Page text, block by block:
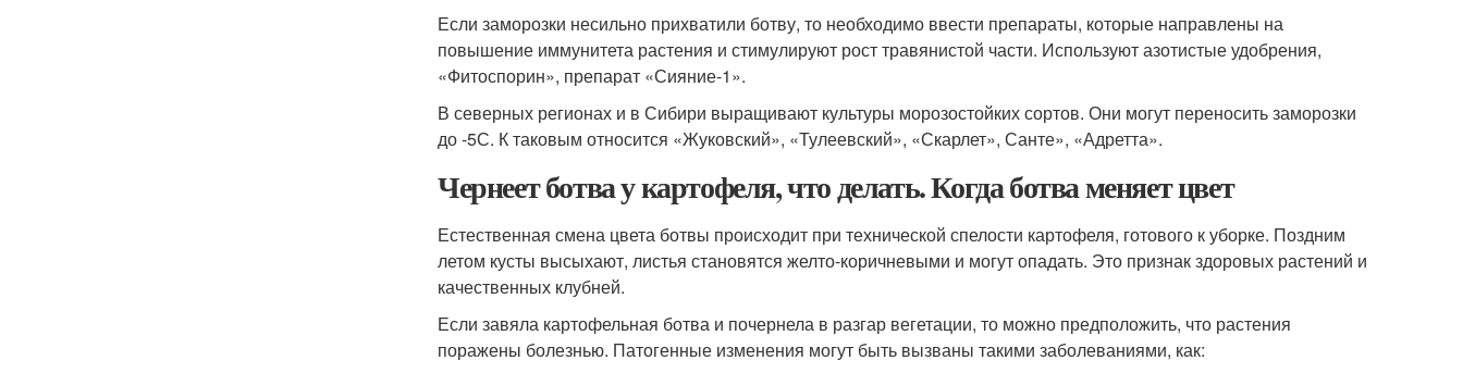
Если заморозки несильно прихватили ботву, то необходимо ввести препараты, которые направлены на
повышение иммунитета растения и стимулируют рост травянистой части. Используют азотистые удобрения,
«Фитоспорин», препарат «Сияние-1».
В северных регионах и в Сибири выращивают культуры морозостойких сортов. Они могут переносить заморозки
до -5С. К таковым относится «Жуковский», «Тулеевский», «Скарлет», Санте», «Адретта».
Чернеет ботва у картофеля, что делать. Когда ботва меняет цвет
Естественная смена цвета ботвы происходит при технической спелости картофеля, готового к уборке. Поздним
летом кусты высыхают, листья становятся желто-коричневыми и могут опадать. Это признак здоровых растений и
качественных клубней.
Если завяла картофельная ботва и почернела в разгар вегетации, то можно предположить, что растения
поражены болезнью. Патогенные изменения могут быть вызваны такими заболеваниями, как: